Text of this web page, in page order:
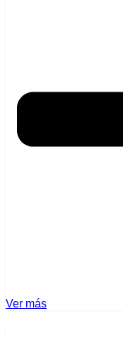
Ver más